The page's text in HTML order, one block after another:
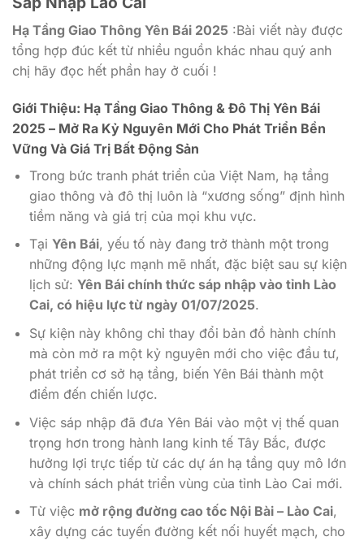
Hạ Tầng Giao Thông Yên Bái 2025 :Bài viết này được
tổng hợp đúc kết từ nhiều nguồn khác nhau quý anh
chị hãy đọc hết phần hay ở cuối !
Giới Thiệu: Hạ Tầng Giao Thông & Đô Thị Yên Bái
2025 – Mở Ra Kỷ Nguyên Mới Cho Phát Triển Bền
Vững Và Giá Trị Bất Động Sản
Trong bức tranh phát triển của Việt Nam, hạ tầng
giao thông và đô thị luôn là “xương sống” định hình
tiềm năng và giá trị của mọi khu vực.
Tại Yên Bái, yếu tố này đang trở thành một trong
những động lực mạnh mẽ nhất, đặc biệt sau sự kiện
lịch sử: Yên Bái chính thức sáp nhập vào tỉnh Lào
Cai, có hiệu lực từ ngày 01/07/2025.
Sự kiện này không chỉ thay đổi bản đồ hành chính
mà còn mở ra một kỷ nguyên mới cho việc đầu tư,
phát triển cơ sở hạ tầng, biến Yên Bái thành một
điểm đến chiến lược.
Việc sáp nhập đã đưa Yên Bái vào một vị thế quan
trọng hơn trong hành lang kinh tế Tây Bắc, được
hưởng lợi trực tiếp từ các dự án hạ tầng quy mô lớn
và chính sách phát triển vùng của tỉnh Lào Cai mới.
Từ việc mở rộng đường cao tốc Nội Bài – Lào Cai,
xây dựng các tuyến đường kết nối huyết mạch, cho